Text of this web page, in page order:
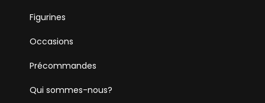
Figurines
Occasions
Précommandes
Qui sommes-nous?